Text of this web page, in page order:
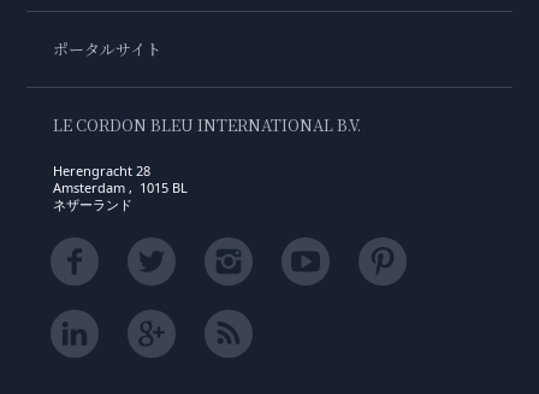
ポータルサイト
LE CORDON BLEU INTERNATIONAL B.V.
Herengracht 28
Amsterdam , 1015 BL
ネザーランド